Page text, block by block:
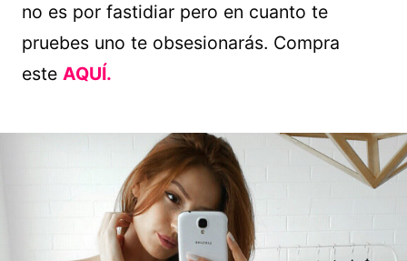
no es por fastidiar pero en cuanto te
pruebes uno te obsesionarás. Compra
este AQUÍ.